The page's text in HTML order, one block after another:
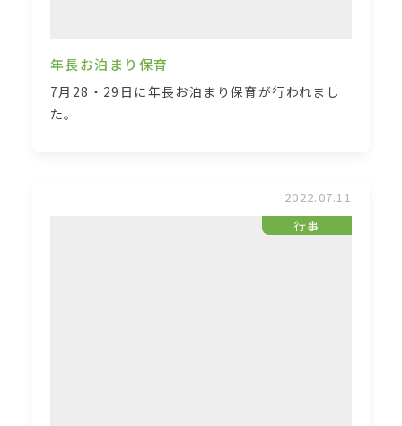
年長お泊まり保育
7月28・29日に年長お泊まり保育が行われまし
た。
2022.07.11
行事